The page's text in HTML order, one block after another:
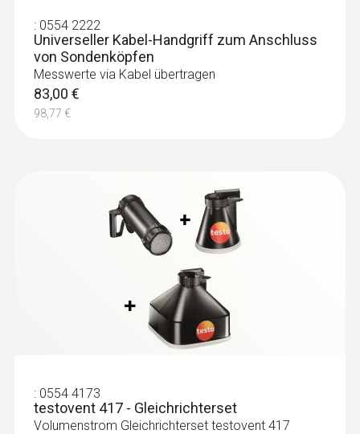
0636 9731
Feuchte-Temperatur-Sonde (digital) -
mit Bluetooth®
Intuitiv: Klar strukturiertes Messmenü für
Langzeitmessung sowie parallele
Bestimmung der relativen Luftfeuchte und
Lufttemperatur in Innenräumen
: 0554 2222
Universeller Kabel-Handgriff zum Anschluss
von Sondenköpfen
Messwerte via Kabel übertragen
83,00 €
98,77 €
: 0554 4173
testovent 417 - Gleichrichterset
Volumenstrom Gleichrichterset testovent 417